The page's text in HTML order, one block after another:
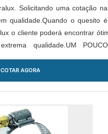
Solicitando uma cotação
qualidade.Quando o quesito
o cliente poderá encontrar
qualidade.UM POUCO
COTAR AGORA